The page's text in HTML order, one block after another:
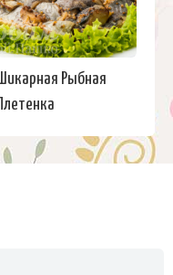
Рыбная
Плетенка